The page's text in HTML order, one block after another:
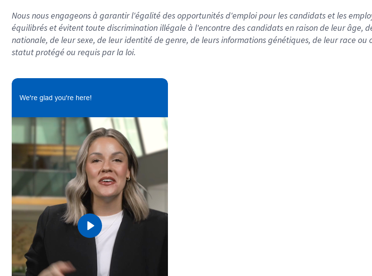
Nous nous engageons à garantir l'égalité des opportunités d'emploi pour les candidats et les
équilibrés et évitent toute discrimination illégale à l'encontre des candidats en raison de leur âge,
nationale, de leur sexe, de leur identité de genre, de leurs informations génétiques, de leur race
statut protégé ou requis par la loi.
We're glad you're here!
Play